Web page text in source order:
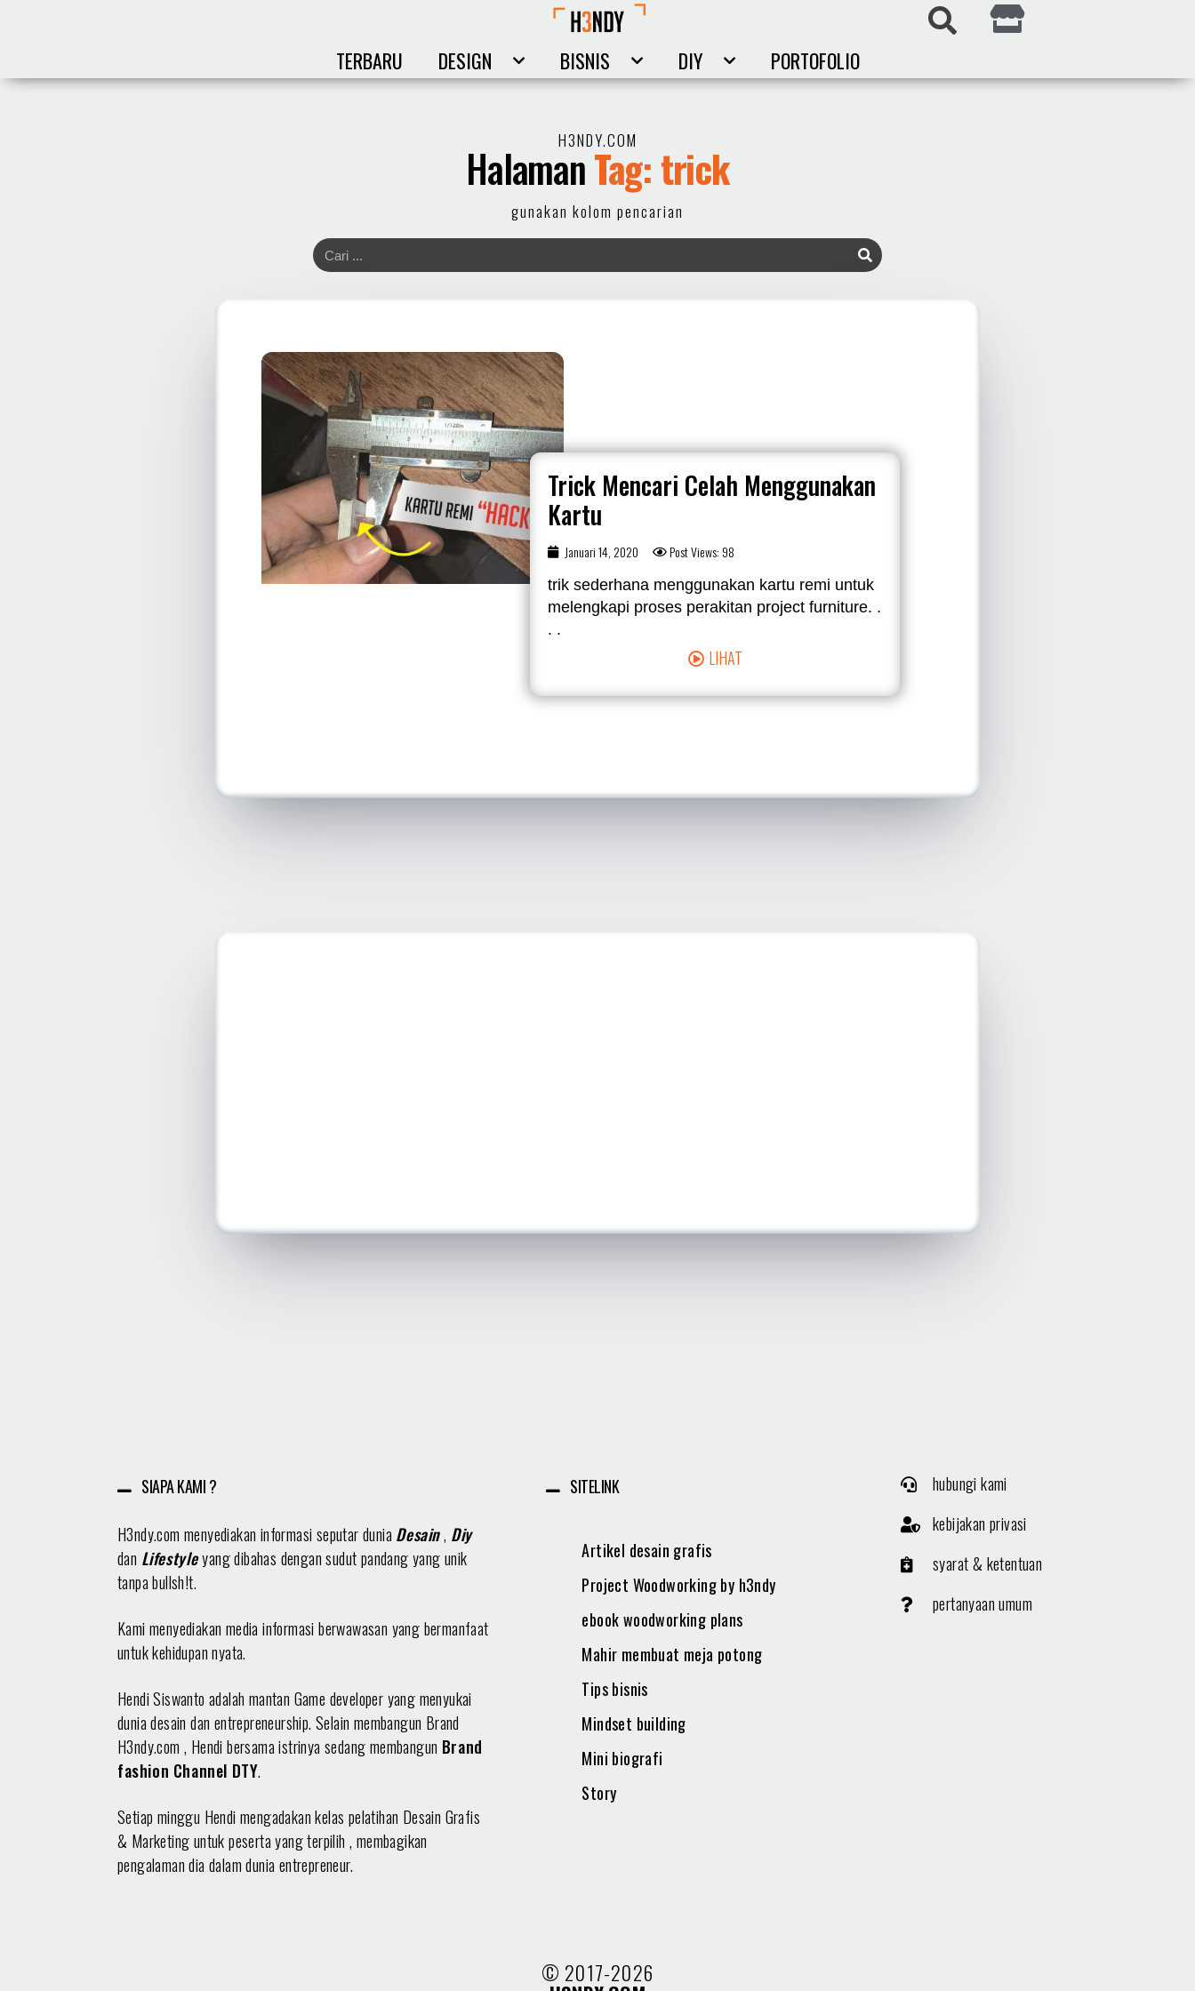
TERBARU DESIGN BISNIS DIY PORTOFOLIO
H3NDY.COM
HalamanTag: trick
gunakan kolom pencarian
Trick Mencari Celah Menggunakan
Kartu
Januari 14, 2020 Post Views: 98
trik sederhana menggunakan kartu remi untuk
melengkapi proses perakitan project furniture. .
. .
LIHAT
SIAPA KAMI ?
H3ndy.com menyediakan informasi seputar duniaDesain, Diy
dan Lifestyleyang dibahas dengan sudut pandang yang unik
tanpa bullsh!t.
Kami menyediakan media informasi berwawasan yang bermanfaat
untuk kehidupan nyata.
Hendi Siswanto adalah mantan Game developer yang menyukai
dunia desain dan entrepreneurship. Selain membangun Brand
H3ndy.com , Hendi bersama istrinya sedang membangun Brand
fashion Channel DTY.
Setiap minggu Hendi mengadakan kelas pelatihan Desain Grafis
& Marketing untuk peserta yang terpilih , membagikan
pengalaman dia dalam dunia entrepreneur.
SITELINK
Artikel desain grafis
Project Woodworking by h3ndy
ebook woodworking plans
Mahir membuat meja potong
Tips bisnis
Mindset building
Mini biografi
Story
hubungi kami
kebijakan privasi
syarat & ketentuan
pertanyaan umum
© 2017-2026